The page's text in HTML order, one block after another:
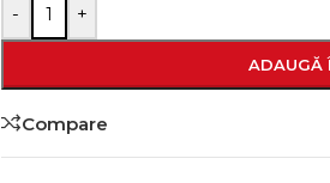
- +
ADAUGĂ
Compare